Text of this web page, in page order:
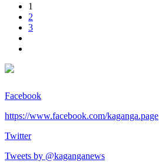
1
2
3
Facebook
https://www.facebook.com/kaganga.page
Twitter
Tweets by @kaganganews